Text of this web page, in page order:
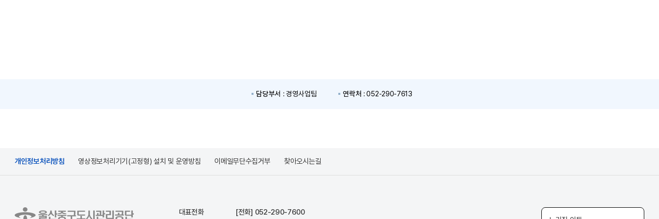
담당부서 :경영사업팀 연락처 :052-290-7613
개인정보처리방침 영상정보처리기기(고정형) 설치 및 운영방침 이메일무단수집거부 찾아오시는길
대표전화 [전화] 052-290-7600